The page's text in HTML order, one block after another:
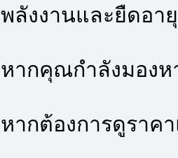
พลังงานและยืดอา
หากคุณกำลังมองห
หากต้องการดูราค